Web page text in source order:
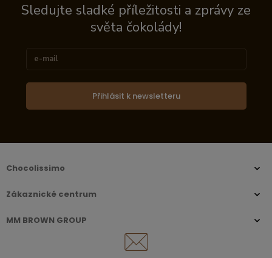
Sledujte sladké příležitosti a zprávy ze
světa čokolády!
Přihlásit k newsletteru
Chocolissimo
Zákaznické centrum
MM BROWN GROUP